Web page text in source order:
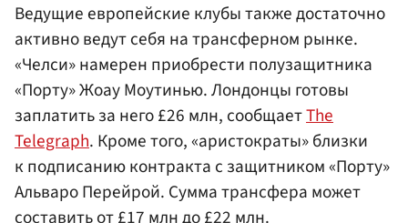
Ведущие европейские клубы также достаточно
активно ведут себя на трансферном рынке.
«Челси» намерен приобрести полузащитника
«Порту» Жоау Моутинью. Лондонцы готовы
заплатить за него £26 млн, сообщаетThe
Telegraph. Кроме того, «аристократы» близки
к подписанию контракта с защитником «Порту»
Альваро Перейрой. Сумма трансфера может
составить от £17 млн до £22 млн.